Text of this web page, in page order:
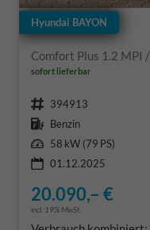
Hyundai BAYON
sofort lieferbar
Fahrzeugnr. 394913
Kraftstoff Benzin
Leistung 58 kW (79 PS)
01.12.2025
20.090,– €
incl. 19% MwSt.